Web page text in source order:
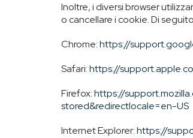
Inoltre, i diversi browser
o cancellare i cookie. Di
Chrome:https://
Safari:https://
Firefox:https://
stored&redirectlocale=en-US
Internet Explorer:https://